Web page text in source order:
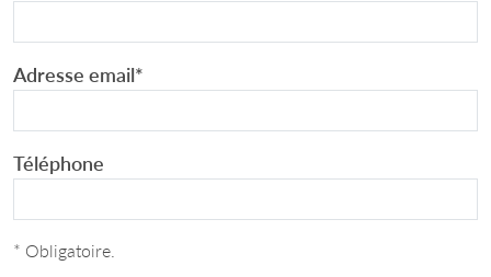
Adresse email*
Téléphone
* Obligatoire.